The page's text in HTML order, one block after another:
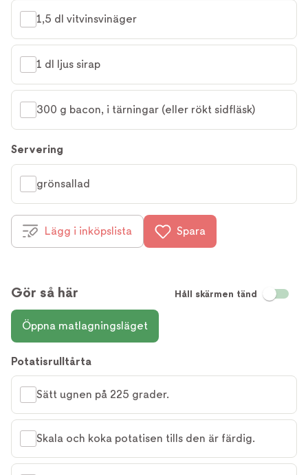
1,5 dl vitvinsvinäger
1 dl ljus sirap
300 g bacon, i tärningar (eller rökt sidfläsk)
Servering
grönsallad
Lägg i inköpslista Spara
Gör så här Håll skärmen tänd
Öppna matlagningsläget
Potatisrulltårta
Sätt ugnen på 225 grader.
Skala och koka potatisen tills den är färdig.